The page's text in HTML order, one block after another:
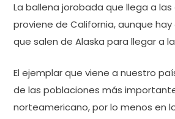
La ballena jorobada que llega a
proviene de California, aunque
que salen de Alaska para llegar a
El ejemplar que viene a nuestro
de las poblaciones más
norteamericano, por lo menos en